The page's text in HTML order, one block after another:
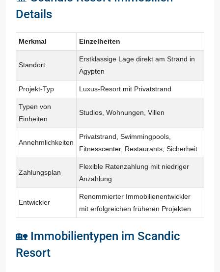
Details
Merkmal Einzelheiten
Standort
Erstklassige Lage direkt am Strand in
Ägypten
Projekt-Typ Luxus-Resort mit Privatstrand
Typen von
Einheiten
Studios, Wohnungen, Villen
Annehmlichkeiten
Privatstrand, Swimmingpools,
Fitnesscenter, Restaurants, Sicherheit
Zahlungsplan
Flexible Ratenzahlung mit niedriger
Anzahlung
Entwickler
Renommierter Immobilienentwickler
mit erfolgreichen früheren Projekten
🏡 Immobilientypen im Scandic
Resort